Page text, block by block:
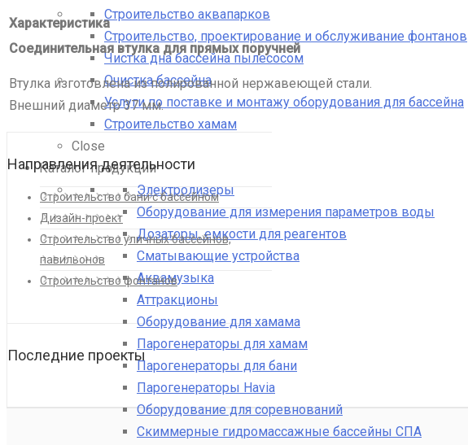
Строительство аквапарков
Строительство, проектирование и обслуживание фонтанов
Чистка дна бассейна пылесосом
Очистка бассейна
Услуги по поставке и монтажу оборудования для бассейна
Строительство хамам
Close
Каталог продукции
Электролизеры
Оборудование для измерения параметров воды
Дозаторы, емкости для реагентов
Сматывающие устройства
Аквамузыка
Аттракционы
Оборудование для хамама
Парогенераторы для хамам
Парогенераторы для бани
Парогенераторы Havia
Оборудование для соревнований
Скиммерные гидромассажные бассейны СПА
Характеристика
Соединительная втулка для прямых поручней
Втулка изготовлена из полированной нержавеющей стали.
Внешний диаметр 37 мм.
Направления деятельности
Строительство бани с бассейном
Дизайн-проект
Строительство уличных бассейнов,
павильонов
Строительство фонтанов
Последние проекты